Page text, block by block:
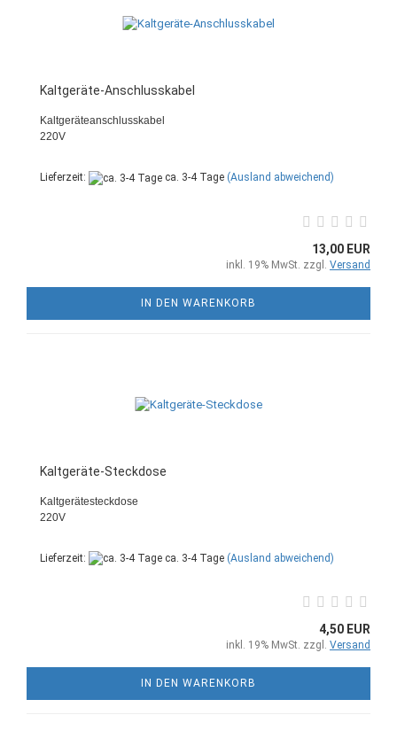
Kaltgeräte-Anschlusskabel
Kaltgeräteanschlusskabel
220V
Lieferzeit: ca. 3-4 Tage (Ausland abweichend)
13,00 EUR
inkl. 19% MwSt. zzgl. Versand
IN DEN WARENKORB
Kaltgeräte-Steckdose
Kaltgerätesteckdose
220V
Lieferzeit: ca. 3-4 Tage (Ausland abweichend)
4,50 EUR
inkl. 19% MwSt. zzgl. Versand
IN DEN WARENKORB